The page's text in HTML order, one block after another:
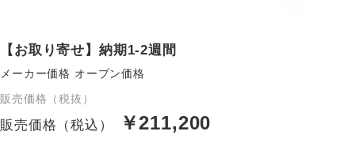
【お取り寄せ】納期1-2週間
メーカー価格 オープン価格
販売価格（税抜）
販売価格（税込） ￥211,200